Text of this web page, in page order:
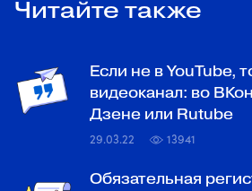
Читайте также
Если не в YouTube,
видеоканал: во
Дзене или Rutubе
29.03.22 13941
Обязательная